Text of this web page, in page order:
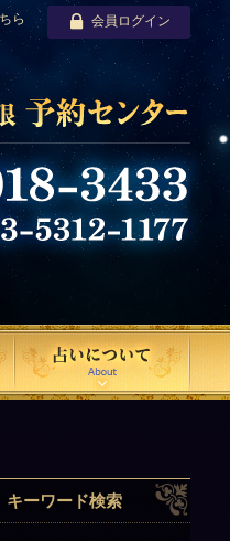
ら 会員ログイン
キーワード検索